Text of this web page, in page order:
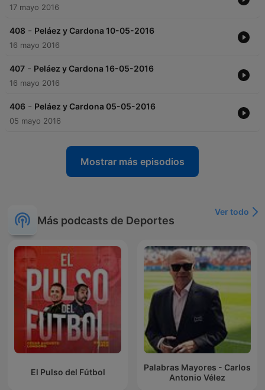
17 mayo 2016
408 - Peláez y Cardona 10-05-2016
16 mayo 2016
407 - Peláez y Cardona 16-05-2016
16 mayo 2016
406 - Peláez y Cardona 05-05-2016
05 mayo 2016
Mostrar más episodios
Más podcasts de Deportes
Ver todo
El Pulso del Fútbol
Palabras Mayores - Carlos
Antonio Vélez